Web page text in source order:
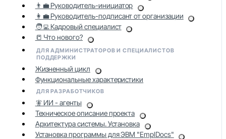
👨‍💼 Руководитель-инициатор
👩‍💼 Руководитель-подписант от организации
🧑‍💻 Кадровый специалист
📒 Что нового?
ДЛЯ АДМИНИСТРАТОРОВ И СПЕЦИАЛИСТОВ
ПОДДЕРЖКИ
Жизненный цикл
Функциональные характеристики
ДЛЯ РАЗРАБОТЧИКОВ
🧚 ИИ - агенты
Техническое описание проекта
Архитектура системы. Установка
Установка программы для ЭВМ "EmplDocs"